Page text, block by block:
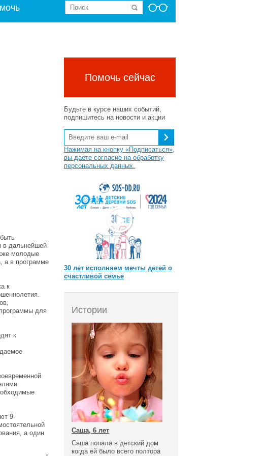
в дальнейшей
молодые
а в программе
к
для
к
9-
а один
Помочь сейчас
Будьте в курсе наших событий,
подпишитесь на новости и акции
Нажимая на кнопку «Подписаться»,
вы даете согласие на обработку
персональных данных.
30 лет исполняем мечты детей о
счастливой семье
Истории
Саша, 6 лет
Саша попала в детский дом
когда ей было всего полтора